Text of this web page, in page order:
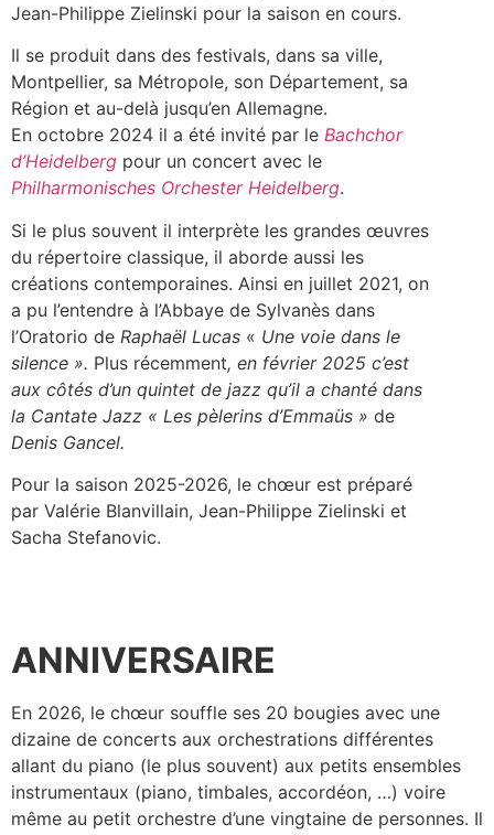
Jean-Philippe Zielinski pour la saison en cours.
Il se produit dans des festivals, dans sa ville,
Montpellier, sa Métropole, son Département, sa
Région et au-delà jusqu’en Allemagne.
En octobre 2024 il a été invité par le Bachchor
d’Heidelberg pour un concert avec le
Philharmonisches Orchester Heidelberg.
Si le plus souvent il interprète les grandes œuvres
du répertoire classique, il aborde aussi les
créations contemporaines. Ainsi en juillet 2021, on
a pu l’entendre à l’Abbaye de Sylvanès dans
l’Oratorio de Raphaël Lucas « Une voie dans le
silence ». Plus récemment, en février 2025 c’est
aux côtés d’un quintet de jazz qu’il a chanté dans
la Cantate Jazz « Les pèlerins d’Emmaüs » de
Denis Gancel.
Pour la saison 2025-2026, le chœur est préparé
par Valérie Blanvillain, Jean-Philippe Zielinski et
Sacha Stefanovic.
ANNIVERSAIRE
En 2026, le chœur souffle ses 20 bougies avec une
dizaine de concerts aux orchestrations différentes
allant du piano (le plus souvent) aux petits ensembles
instrumentaux (piano, timbales, accordéon, …) voire
même au petit orchestre d’une vingtaine de personnes. Il